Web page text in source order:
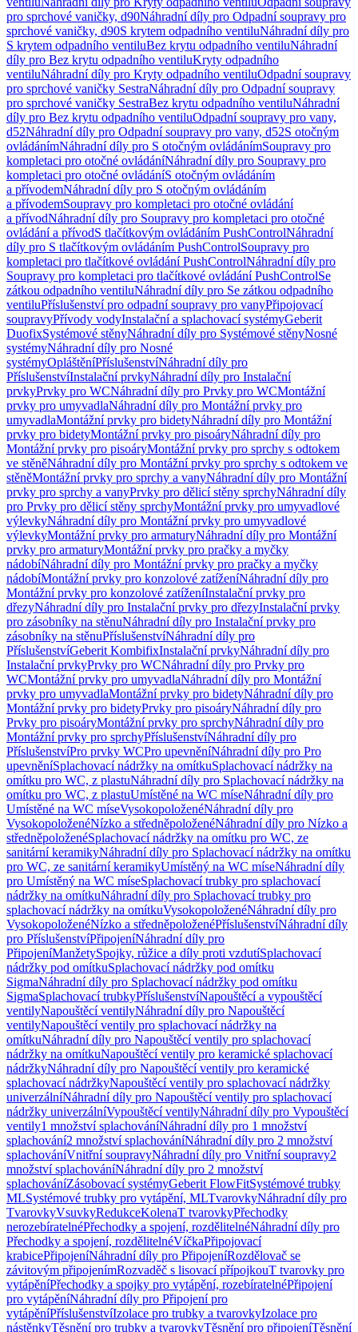
pro sprchové vaničky, d90Náhradní díly pro Odpadní soupravy pro
sprchové vaničky, d90S krytem odpadního ventiluNáhradní díly pro
S krytem odpadního ventiluBez krytu odpadního ventiluNáhradní
díly pro Bez krytu odpadního ventiluKryty odpadního
ventiluNáhradní díly pro Kryty odpadního ventiluOdpadní soupravy
pro sprchové vaničky SestraNáhradní díly pro Odpadní soupravy
pro sprchové vaničky SestraBez krytu odpadního ventiluNáhradní
díly pro Bez krytu odpadního ventiluOdpadní soupravy pro vany,
d52Náhradní díly pro Odpadní soupravy pro vany, d52S otočným
ovládánímNáhradní díly pro S otočným ovládánímSoupravy pro
kompletaci pro otočné ovládáníNáhradní díly pro Soupravy pro
kompletaci pro otočné ovládáníS otočným ovládáním
a přívodemNáhradní díly pro S otočným ovládáním
a přívodemSoupravy pro kompletaci pro otočné ovládání
a přívodNáhradní díly pro Soupravy pro kompletaci pro otočné
ovládání a přívodS tlačítkovým ovládáním PushControlNáhradní
díly pro S tlačítkovým ovládáním PushControlSoupravy pro
kompletaci pro tlačítkové ovládání PushControlNáhradní díly pro
Soupravy pro kompletaci pro tlačítkové ovládání PushControlSe
zátkou odpadního ventiluNáhradní díly pro Se zátkou odpadního
ventiluPříslušenství pro odpadní soupravy pro vanyPřipojovací
soupravyPřívody vodyInstalační a splachovací systémyGeberit
DuofixSystémové stěnyNáhradní díly pro Systémové stěnyNosné
systémyNáhradní díly pro Nosné
systémyOpláštěníPříslušenstvíNáhradní díly pro
PříslušenstvíInstalační prvkyNáhradní díly pro Instalační
prvkyPrvky pro WCNáhradní díly pro Prvky pro WCMontážní
prvky pro umyvadlaNáhradní díly pro Montážní prvky pro
umyvadlaMontážní prvky pro bidetyNáhradní díly pro Montážní
prvky pro bidetyMontážní prvky pro pisoáryNáhradní díly pro
Montážní prvky pro pisoáryMontážní prvky pro sprchy s odtokem
ve stěněNáhradní díly pro Montážní prvky pro sprchy s odtokem ve
stěněMontážní prvky pro sprchy a vanyNáhradní díly pro Montážní
prvky pro sprchy a vanyPrvky pro dělicí stěny sprchyNáhradní díly
pro Prvky pro dělicí stěny sprchyMontážní prvky pro umyvadlové
výlevkyNáhradní díly pro Montážní prvky pro umyvadlové
výlevkyMontážní prvky pro armaturyNáhradní díly pro Montážní
prvky pro armaturyMontážní prvky pro pračky a myčky
nádobíNáhradní díly pro Montážní prvky pro pračky a myčky
nádobíMontážní prvky pro konzolové zatíženíNáhradní díly pro
Montážní prvky pro konzolové zatíženíInstalační prvky pro
dřezyNáhradní díly pro Instalační prvky pro dřezyInstalační prvky
pro zásobníky na stěnuNáhradní díly pro Instalační prvky pro
zásobníky na stěnuPříslušenstvíNáhradní díly pro
PříslušenstvíGeberit KombifixInstalační prvkyNáhradní díly pro
Instalační prvkyPrvky pro WCNáhradní díly pro Prvky pro
WCMontážní prvky pro umyvadlaNáhradní díly pro Montážní
prvky pro umyvadlaMontážní prvky pro bidetyNáhradní díly pro
Montážní prvky pro bidetyPrvky pro pisoáryNáhradní díly pro
Prvky pro pisoáryMontážní prvky pro sprchyNáhradní díly pro
Montážní prvky pro sprchyPříslušenstvíNáhradní díly pro
PříslušenstvíPro prvky WCPro upevněníNáhradní díly pro Pro
upevněníSplachovací nádržky na omítkuSplachovací nádržky na
omítku pro WC, z plastuNáhradní díly pro Splachovací nádržky na
omítku pro WC, z plastuUmístěné na WC míseNáhradní díly pro
Umístěné na WC míseVysokopoloženéNáhradní díly pro
VysokopoloženéNízko a středněpoloženéNáhradní díly pro Nízko a
středněpoloženéSplachovací nádržky na omítku pro WC, ze
sanitární keramikyNáhradní díly pro Splachovací nádržky na omítku
pro WC, ze sanitární keramikyUmístěný na WC míseNáhradní díly
pro Umístěný na WC míseSplachovací trubky pro splachovací
nádržky na omítkuNáhradní díly pro Splachovací trubky pro
splachovací nádržky na omítkuVysokopoloženéNáhradní díly pro
VysokopoloženéNízko a středněpoloženéPříslušenstvíNáhradní díly
pro PříslušenstvíPřipojeníNáhradní díly pro
PřipojeníManžetySpojky, růžice a díly proti vzdutíSplachovací
nádržky pod omítkuSplachovací nádržky pod omítku
SigmaNáhradní díly pro Splachovací nádržky pod omítku
SigmaSplachovací trubkyPříslušenstvíNapouštěcí a vypouštěcí
ventilyNapouštěcí ventilyNáhradní díly pro Napouštěcí
ventilyNapouštěcí ventily pro splachovací nádržky na
omítkuNáhradní díly pro Napouštěcí ventily pro splachovací
nádržky na omítkuNapouštěcí ventily pro keramické splachovací
nádržkyNáhradní díly pro Napouštěcí ventily pro keramické
splachovací nádržkyNapouštěcí ventily pro splachovací nádržky
univerzálníNáhradní díly pro Napouštěcí ventily pro splachovací
nádržky univerzálníVypouštěcí ventilyNáhradní díly pro Vypouštěcí
ventily1 množství splachováníNáhradní díly pro 1 množství
splachování2 množství splachováníNáhradní díly pro 2 množství
splachováníVnitřní soupravyNáhradní díly pro Vnitřní soupravy2
množství splachováníNáhradní díly pro 2 množství
splachováníZásobovací systémyGeberit FlowFitSystémové trubky
MLSystémové trubky pro vytápění, MLTvarovkyNáhradní díly pro
TvarovkyVsuvkyRedukceKolenaT tvarovkyPřechodky
nerozebíratelnéPřechodky a spojení, rozdělitelnéNáhradní díly pro
Přechodky a spojení, rozdělitelnéVíčkaPřipojovací
krabicePřipojeníNáhradní díly pro PřipojeníRozdělovač se
závitovým připojenímRozvaděč s lisovací přípojkouT tvarovky pro
vytápěníPřechodky a spojky pro vytápění, rozebíratelnéPřipojení
pro vytápěníNáhradní díly pro Připojení pro
vytápěníPříslušenstvíIzolace pro trubky a tvarovkyIzolace pro
nástěnkyTěsnění pro trubky a tvarovkyTěsnění pro připojeníTěsnění